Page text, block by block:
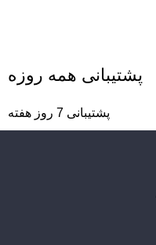
پشتیبانی همه روزه
پشتیبانی 7 روز هفته